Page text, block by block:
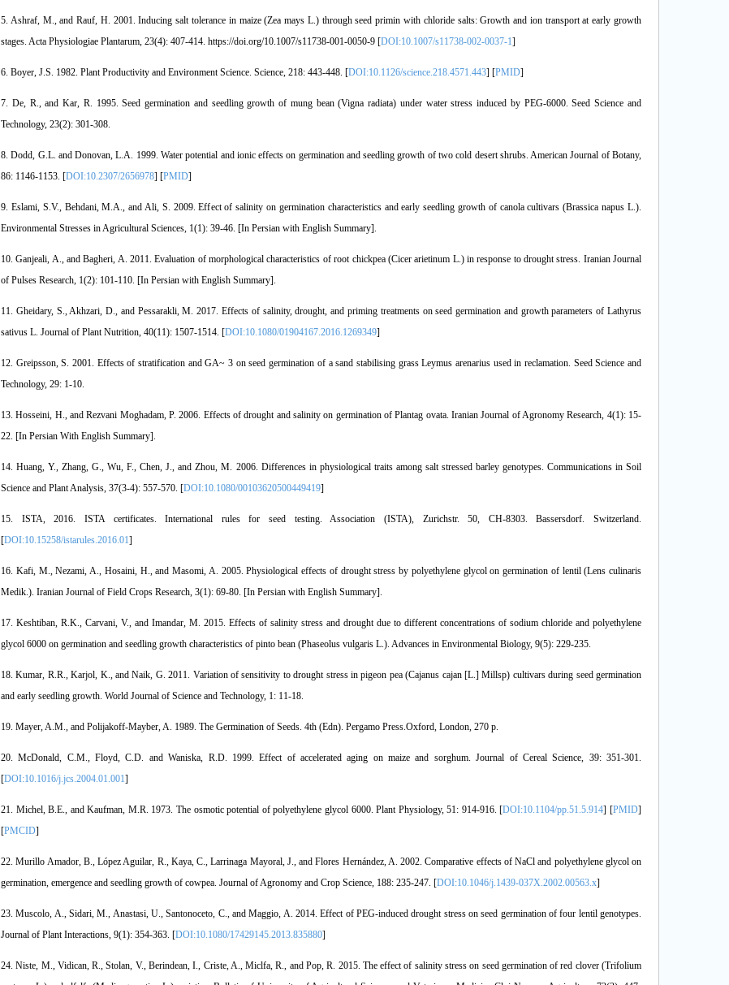
5. Ashraf, M., and Rauf, H. 2001. Inducing salt tolerance in maize (Zea mays L.) through seed primin with chloride salts: Growth and ion transport at early growth
stages. Acta Physiologiae Plantarum, 23(4): 407-414. https://doi.org/10.1007/s11738-001-0050-9 [DOI:10.1007/s11738-002-0037-1]
6. Boyer, J.S. 1982. Plant Productivity and Environment Science. Science, 218: 443-448. [DOI:10.1126/science.218.4571.443] [PMID]
7. De, R., and Kar, R. 1995. Seed germination and seedling growth of mung bean (Vigna radiata) under water stress induced by PEG-6000. Seed Science and
Technology, 23(2): 301-308.
8. Dodd, G.L. and Donovan, L.A. 1999. Water potential and ionic effects on germination and seedling growth of two cold desert shrubs. American Journal of Botany,
86: 1146-1153. [DOI:10.2307/2656978] [PMID]
9. Eslami, S.V., Behdani, M.A., and Ali, S. 2009. Effect of salinity on germination characteristics and early seedling growth of canola cultivars (Brassica napus L.).
Environmental Stresses in Agricultural Sciences, 1(1): 39-46. [In Persian with English Summary].
10. Ganjeali, A., and Bagheri, A. 2011. Evaluation of morphological characteristics of root chickpea (Cicer arietinum L.) in response to drought stress. Iranian Journal
of Pulses Research, 1(2): 101-110. [In Persian with English Summary].
11. Gheidary, S., Akhzari, D., and Pessarakli, M. 2017. Effects of salinity, drought, and priming treatments on seed germination and growth parameters of Lathyrus
sativus L. Journal of Plant Nutrition, 40(11): 1507-1514. [DOI:10.1080/01904167.2016.1269349]
12. Greipsson, S. 2001. Effects of stratification and GA~ 3 on seed germination of a sand stabilising grass Leymus arenarius used in reclamation. Seed Science and
Technology, 29: 1-10.
13. Hosseini, H., and Rezvani Moghadam, P. 2006. Effects of drought and salinity on germination of Plantag ovata. Iranian Journal of Agronomy Research, 4(1): 15-
22. [In Persian With English Summary].
14. Huang, Y., Zhang, G., Wu, F., Chen, J., and Zhou, M. 2006. Differences in physiological traits among salt stressed barley genotypes. Communications in Soil
Science and Plant Analysis, 37(3-4): 557-570. [DOI:10.1080/00103620500449419]
15. ISTA, 2016. ISTA certificates. International rules for seed testing. Association (ISTA), Zurichstr. 50, CH-8303. Bassersdorf. Switzerland.
[DOI:10.15258/istarules.2016.01]
16. Kafi, M., Nezami, A., Hosaini, H., and Masomi, A. 2005. Physiological effects of drought stress by polyethylene glycol on germination of lentil (Lens culinaris
Medik.). Iranian Journal of Field Crops Research, 3(1): 69-80. [In Persian with English Summary].
17. Keshtiban, R.K., Carvani, V., and Imandar, M. 2015. Effects of salinity stress and drought due to different concentrations of sodium chloride and polyethylene
glycol 6000 on germination and seedling growth characteristics of pinto bean (Phaseolus vulgaris L.). Advances in Environmental Biology, 9(5): 229-235.
18. Kumar, R.R., Karjol, K., and Naik, G. 2011. Variation of sensitivity to drought stress in pigeon pea (Cajanus cajan [L.] Millsp) cultivars during seed germination
and early seedling growth. World Journal of Science and Technology, 1: 11-18.
19. Mayer, A.M., and Polijakoff-Mayber, A. 1989. The Germination of Seeds. 4th (Edn). Pergamo Press.Oxford, London, 270 p.
20. McDonald, C.M., Floyd, C.D. and Waniska, R.D. 1999. Effect of accelerated aging on maize and sorghum. Journal of Cereal Science, 39: 351-301.
[DOI:10.1016/j.jcs.2004.01.001]
21. Michel, B.E., and Kaufman, M.R. 1973. The osmotic potential of polyethylene glycol 6000. Plant Physiology, 51: 914-916. [DOI:10.1104/pp.51.5.914] [PMID]
[PMCID]
22. Murillo Amador, B., López Aguilar, R., Kaya, C., Larrinaga Mayoral, J., and Flores Hernández, A. 2002. Comparative effects of NaCl and polyethylene glycol on
germination, emergence and seedling growth of cowpea. Journal of Agronomy and Crop Science, 188: 235-247. [DOI:10.1046/j.1439-037X.2002.00563.x]
23. Muscolo, A., Sidari, M., Anastasi, U., Santonoceto, C., and Maggio, A. 2014. Effect of PEG-induced drought stress on seed germination of four lentil genotypes.
Journal of Plant Interactions, 9(1): 354-363. [DOI:10.1080/17429145.2013.835880]
24. Niste, M., Vidican, R., Stolan, V., Berindean, I., Criste, A., Miclfa, R., and Pop, R. 2015. The effect of salinity stress on seed germination of red clover (Trifolium